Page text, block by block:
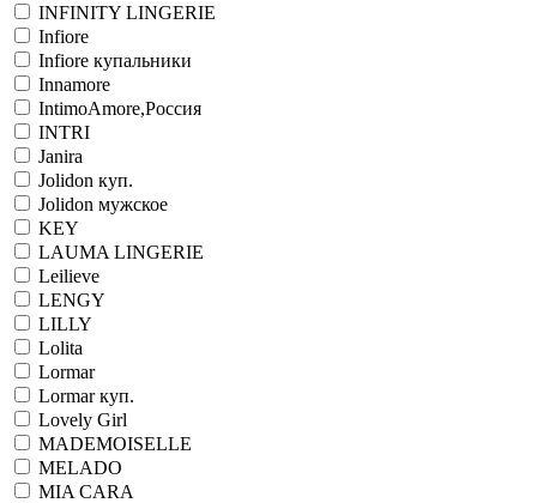
INFINITY LINGERIE
Infiore
Infiore купальники
Innamore
IntimoAmore,Россия
INTRI
Janira
Jolidon куп.
Jolidon мужское
KEY
LAUMA LINGERIE
Leilieve
LENGY
LILLY
Lolita
Lormar
Lormar куп.
Lovely Girl
MADEMOISELLE
MELADO
MIA CARA